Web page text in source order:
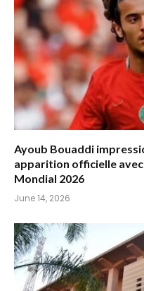
Ayoub Bouaddi
apparition officielle
Mondial 2026
June 14, 2026